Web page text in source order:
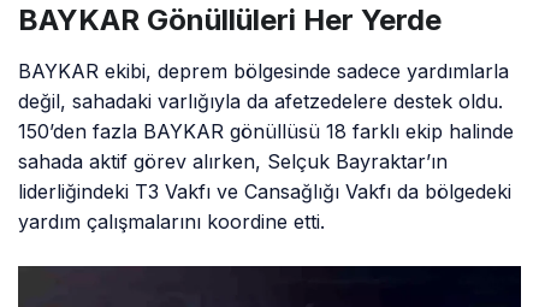
BAYKAR Gönüllüleri Her Yerde
BAYKAR ekibi, deprem bölgesinde sadece yardımlarla
değil, sahadaki varlığıyla da afetzedelere destek oldu.
150’den fazla BAYKAR gönüllüsü 18 farklı ekip halinde
sahada aktif görev alırken, Selçuk Bayraktar’ın
liderliğindeki T3 Vakfı ve Cansağlığı Vakfı da bölgedeki
yardım çalışmalarını koordine etti.